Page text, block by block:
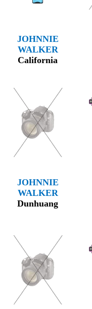
JOHNNIE
WALKER
California
JOHNNIE
WALKER
Dunhuang